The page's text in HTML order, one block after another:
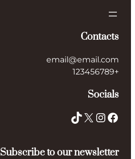
Contacts
email@email.com
+123456789
Socials
Facebook
Instagram
X
TikTok
Subscribe to our newsletter